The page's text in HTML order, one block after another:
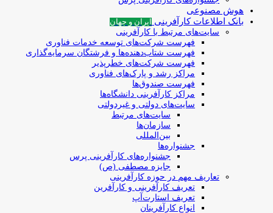
هوش مصنوعی
بانک اطلاعات کارآفرینی
ایران و جهان
سایت‌های مرتبط با کارآفرینی
فهرست شرکت‌های‌‌ توسعه‌ خدمات فناوری
فهرست شتاب‌دهنده‌ها‌ و فرشتگان‌ سرمایه‌گذاری
فهرست شرکت‌های خطرپذیر
مراکز رشد و پارک‌های فناوری
فهرست صندوق‌ها
مراکز کارآفرینی دانشگاه‌ها
سایت‌های دولتی و غیردولتی
سایت‌های مرتبط
سازمان‌ها
بین‌المللی
جشنواره‌ها
جشنواره‌های کارآفرینی‌ پرس
جایزه مصطفی (ص)
تعاریف مهم در حوزه کارآفرینی
تعریف کارآفرینی و کارآفرین
تعریف استارت‌آپ
انواع کارآفرینان